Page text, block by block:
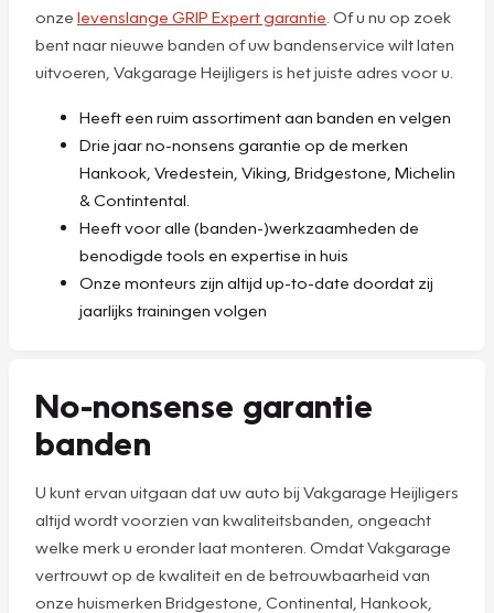
onze levenslange GRIP Expert garantie . Of u nu op zoek
bent naar nieuwe banden of uw bandenservice wilt laten
uitvoeren, Vakgarage Heijligers is het juiste adres voor u.
Heeft een ruim assortiment aan banden en velgen
Drie jaar no-nonsens garantie op de merken
Hankook, Vredestein, Viking, Bridgestone, Michelin
& Contintental.
Heeft voor alle (banden-)werkzaamheden de
benodigde tools en expertise in huis
Onze monteurs zijn altijd up-to-date doordat zij
jaarlijks trainingen volgen
No-nonsense garantie
banden
U kunt ervan uitgaan dat uw auto bij Vakgarage Heijligers
altijd wordt voorzien van kwaliteitsbanden, ongeacht
welke merk u eronder laat monteren. Omdat Vakgarage
vertrouwt op de kwaliteit en de betrouwbaarheid van
onze huismerken Bridgestone, Continental, Hankook,